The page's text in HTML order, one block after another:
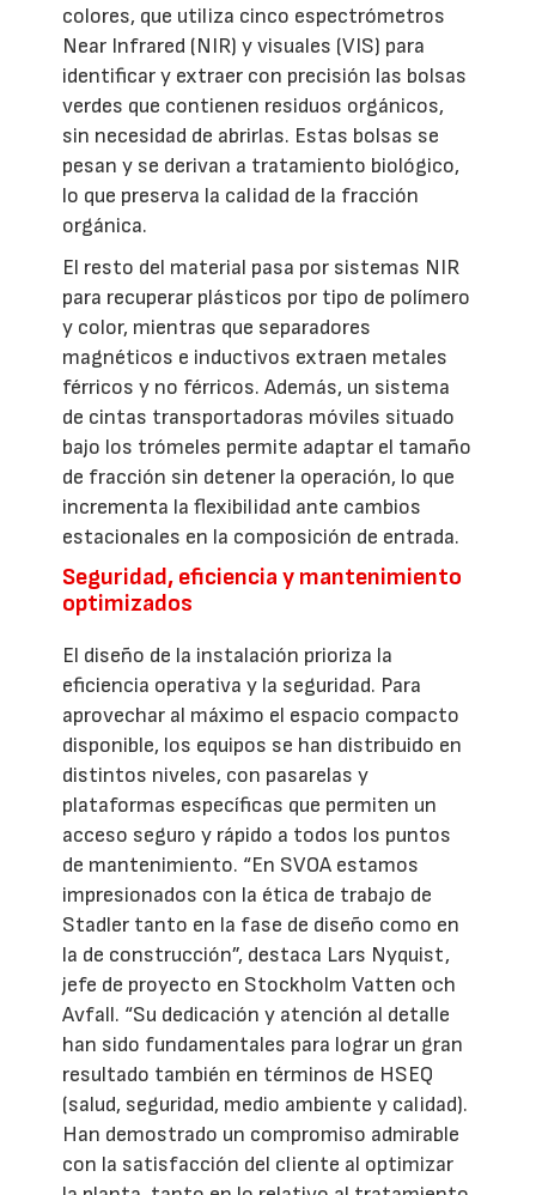
colores, que utiliza cinco espectrómetros
Near Infrared (NIR) y visuales (VIS) para
identificar y extraer con precisión las bolsas
verdes que contienen residuos orgánicos,
sin necesidad de abrirlas. Estas bolsas se
pesan y se derivan a tratamiento biológico,
lo que preserva la calidad de la fracción
orgánica.
El resto del material pasa por sistemas NIR
para recuperar plásticos por tipo de polímero
y color, mientras que separadores
magnéticos e inductivos extraen metales
férricos y no férricos. Además, un sistema
de cintas transportadoras móviles situado
bajo los trómeles permite adaptar el tamaño
de fracción sin detener la operación, lo que
incrementa la flexibilidad ante cambios
estacionales en la composición de entrada.
Seguridad, eficiencia y mantenimiento
optimizados
El diseño de la instalación prioriza la
eficiencia operativa y la seguridad. Para
aprovechar al máximo el espacio compacto
disponible, los equipos se han distribuido en
distintos niveles, con pasarelas y
plataformas específicas que permiten un
acceso seguro y rápido a todos los puntos
de mantenimiento. “En SVOA estamos
impresionados con la ética de trabajo de
Stadler tanto en la fase de diseño como en
la de construcción”, destaca Lars Nyquist,
jefe de proyecto en Stockholm Vatten och
Avfall. “Su dedicación y atención al detalle
han sido fundamentales para lograr un gran
resultado también en términos de HSEQ
(salud, seguridad, medio ambiente y calidad).
Han demostrado un compromiso admirable
con la satisfacción del cliente al optimizar